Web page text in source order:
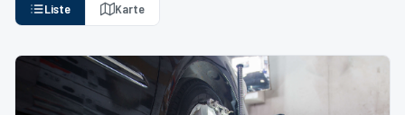
Liste Karte